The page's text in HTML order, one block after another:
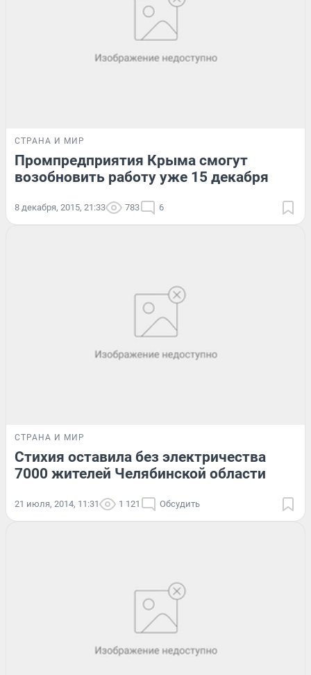
СТРАНА И МИР
Промпредприятия Крыма смогут
возобновить работу уже 15 декабря
8 декабря, 2015, 21:33 783 6
СТРАНА И МИР
Стихия оставила без электричества
7000 жителей Челябинской области
21 июля, 2014, 11:31 1 121 Обсудить